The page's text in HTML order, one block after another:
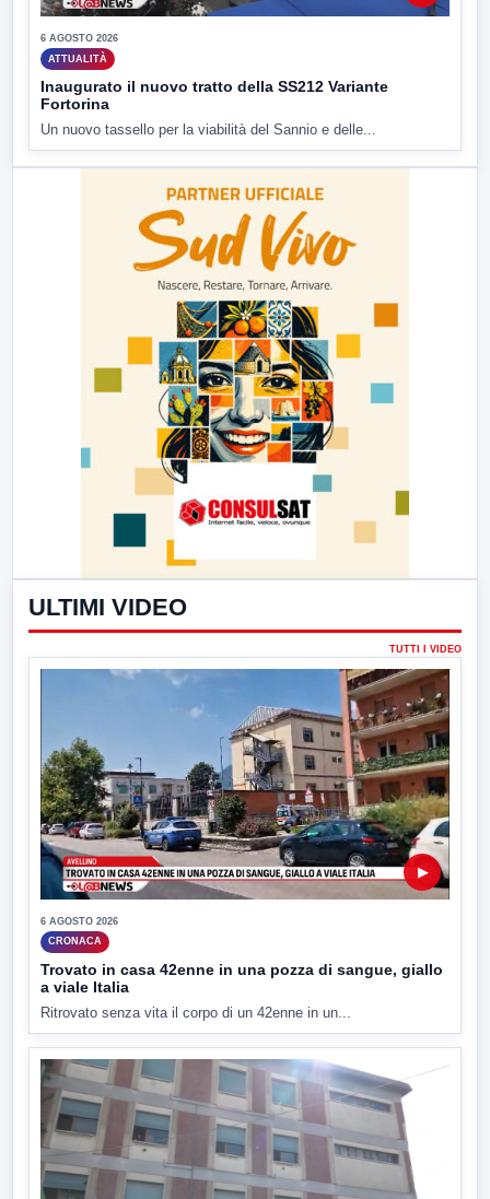
6 AGOSTO 2026
ATTUALITÀ
Inaugurato il nuovo tratto della SS212 Variante
Fortorina
Un nuovo tassello per la viabilità del Sannio e delle...
ULTIMI VIDEO
TUTTI I VIDEO
▶
6 AGOSTO 2026
CRONACA
Trovato in casa 42enne in una pozza di sangue, giallo
a viale Italia
Ritrovato senza vita il corpo di un 42enne in un...